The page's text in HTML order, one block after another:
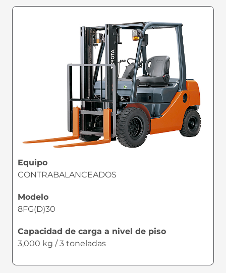
Equipo
CONTRABALANCEADOS
Modelo
8FG(D)30
Capacidad de carga a nivel de piso
3,000 kg / 3 toneladas